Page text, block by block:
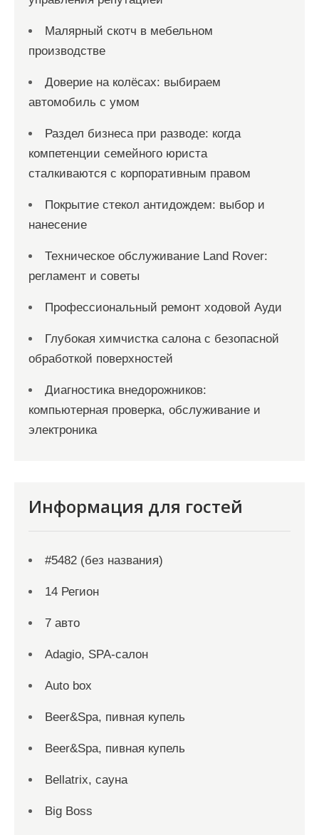
Малярный скотч в мебельном
производстве
Доверие на колёсах: выбираем
автомобиль с умом
Раздел бизнеса при разводе: когда
компетенции семейного юриста
сталкиваются с корпоративным правом
Покрытие стекол антидождем: выбор и
нанесение
Техническое обслуживание Land Rover:
регламент и советы
Профессиональный ремонт ходовой Ауди
Глубокая химчистка салона с безопасной
обработкой поверхностей
Диагностика внедорожников:
компьютерная проверка, обслуживание и
электроника
Информация для гостей
#5482 (без названия)
14 Регион
7 авто
Adagio, SPA-салон
Auto box
Beer&Spa, пивная купель
Beer&Spa, пивная купель
Bellatrix, сауна
Big Boss